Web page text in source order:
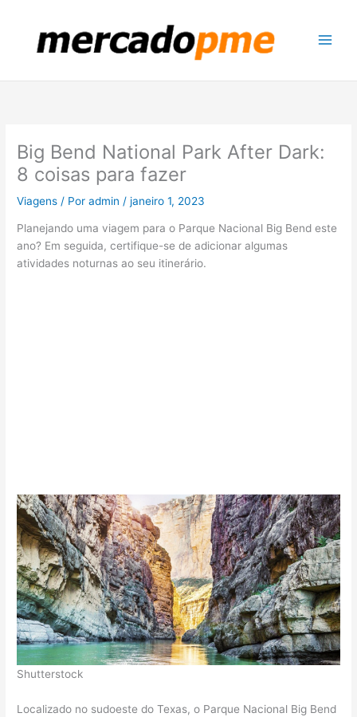
Big Bend National Park After Dark:
8 coisas para fazer
Viagens / Poradmin /janeiro 1, 2023
Planejando uma viagem para o Parque Nacional Big Bend este
ano? Em seguida, certifique-se de adicionar algumas
atividades noturnas ao seu itinerário.
Shutterstock
Localizado no sudoeste do Texas, o Parque Nacional Big Bend